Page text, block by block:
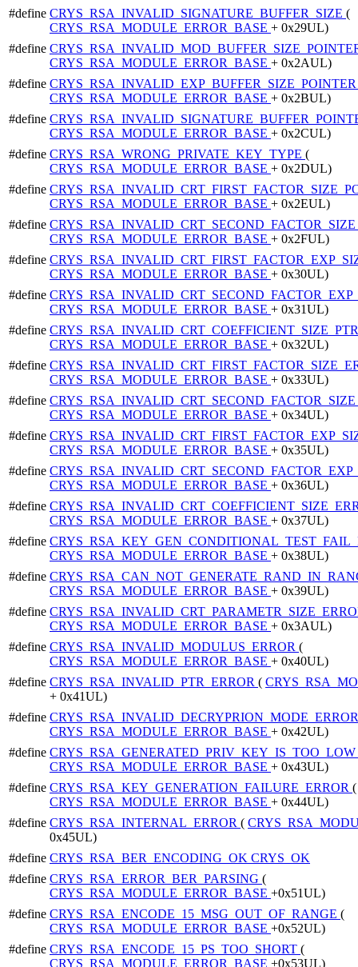
#define CRYS_RSA_INVALID_SIGNATURE_BUFFER_SIZE (
CRYS_RSA_MODULE_ERROR_BASE + 0x29UL)
#define
CRYS_RSA_MODULE_ERROR_BASE + 0x2AUL)
#define
CRYS_RSA_MODULE_ERROR_BASE + 0x2BUL)
#define
CRYS_RSA_MODULE_ERROR_BASE + 0x2CUL)
#define CRYS_RSA_WRONG_PRIVATE_KEY_TYPE (
CRYS_RSA_MODULE_ERROR_BASE + 0x2DUL)
#define
CRYS_RSA_MODULE_ERROR_BASE + 0x2EUL)
#define
CRYS_RSA_MODULE_ERROR_BASE + 0x2FUL)
#define
CRYS_RSA_MODULE_ERROR_BASE + 0x30UL)
#define
CRYS_RSA_MODULE_ERROR_BASE + 0x31UL)
#define
CRYS_RSA_MODULE_ERROR_BASE + 0x32UL)
#define
CRYS_RSA_MODULE_ERROR_BASE + 0x33UL)
#define
CRYS_RSA_MODULE_ERROR_BASE + 0x34UL)
#define
CRYS_RSA_MODULE_ERROR_BASE + 0x35UL)
#define
CRYS_RSA_MODULE_ERROR_BASE + 0x36UL)
#define
CRYS_RSA_MODULE_ERROR_BASE + 0x37UL)
#define
CRYS_RSA_MODULE_ERROR_BASE + 0x38UL)
#define
CRYS_RSA_MODULE_ERROR_BASE + 0x39UL)
#define
CRYS_RSA_MODULE_ERROR_BASE + 0x3AUL)
#define CRYS_RSA_INVALID_MODULUS_ERROR (
CRYS_RSA_MODULE_ERROR_BASE + 0x40UL)
#define CRYS_RSA_INVALID_PTR_ERROR (
+ 0x41UL)
#define
CRYS_RSA_MODULE_ERROR_BASE + 0x42UL)
#define CRYS_RSA_GENERATED_PRIV_KEY_IS_TOO_LOW
CRYS_RSA_MODULE_ERROR_BASE + 0x43UL)
#define CRYS_RSA_KEY_GENERATION_FAILURE_ERROR (
CRYS_RSA_MODULE_ERROR_BASE + 0x44UL)
#define CRYS_RSA_INTERNAL_ERROR (
0x45UL)
#define CRYS_RSA_BER_ENCODING_OK CRYS_OK
#define CRYS_RSA_ERROR_BER_PARSING (
CRYS_RSA_MODULE_ERROR_BASE +0x51UL)
#define CRYS_RSA_ENCODE_15_MSG_OUT_OF_RANGE (
CRYS_RSA_MODULE_ERROR_BASE +0x52UL)
#define CRYS_RSA_ENCODE_15_PS_TOO_SHORT (
CRYS_RSA_MODULE_ERROR_BASE +0x53UL)